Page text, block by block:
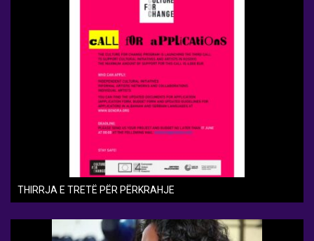
THIRRJA E TRETË PËR PËRKRAHJE